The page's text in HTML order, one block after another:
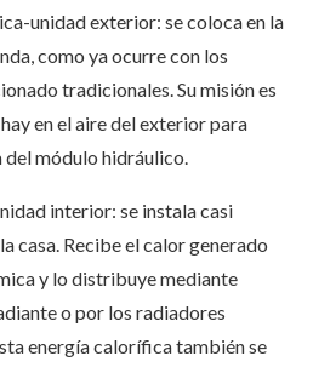
unidad exterior: se coloca en la
como ya ocurre con los
tradicionales. Su misión es
en el aire del exterior para
del módulo hidráulico.
interior: se instala casi
casa. Recibe el calor generado
y lo distribuye mediante
o por los radiadores
energía calorífica también se